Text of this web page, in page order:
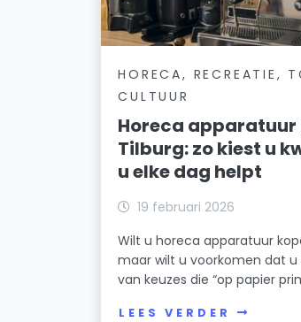
HORECA, RECREATIE,
CULTUUR
Horeca apparatuur
Tilburg: zo kiest u
u elke dag helpt
19 februari 2026
Wilt u horeca apparatuur
maar wilt u voorkomen dat u
van keuzes die “op papier
LEES VERDER